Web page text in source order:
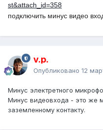
st&attach_id=358
подключить минус видео
v.p.
Опубликовано 12
Минус электретного
Минус видеовхода - это же
заземленному контакту.